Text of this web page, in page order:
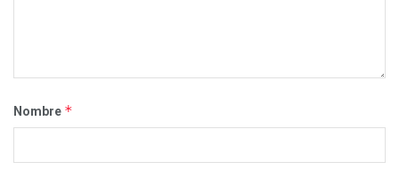
Nombre *